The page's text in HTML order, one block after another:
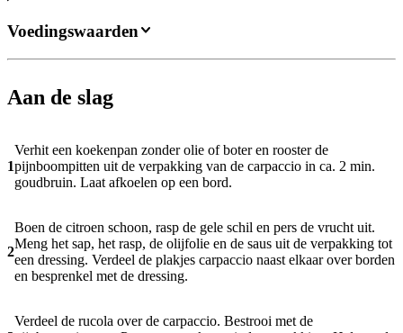
Aan de slag
1
Verhit een koekenpan zonder olie of boter en rooster de
pijnboompitten uit de verpakking van de carpaccio in ca. 2 min.
goudbruin. Laat afkoelen op een bord.
2
Boen de citroen schoon, rasp de gele schil en pers de vrucht uit.
Meng het sap, het rasp, de olijfolie en de saus uit de verpakking tot
een dressing. Verdeel de plakjes carpaccio naast elkaar over borden
en besprenkel met de dressing.
Verdeel de rucola over de carpaccio. Bestrooi met de
Voedingswaarden